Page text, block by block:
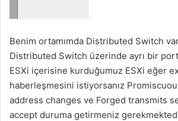
Benim ortamımda Distributed Switch
Distributed Switch üzerinde ayrı bir
ESXi içerisine kurduğumuz ESXi eğer
haberleşmesini istiyorsanız
address changes ve Forged transmits
accept duruma getirmeniz